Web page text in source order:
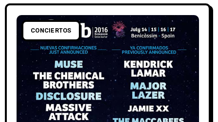
CONCIERTOS